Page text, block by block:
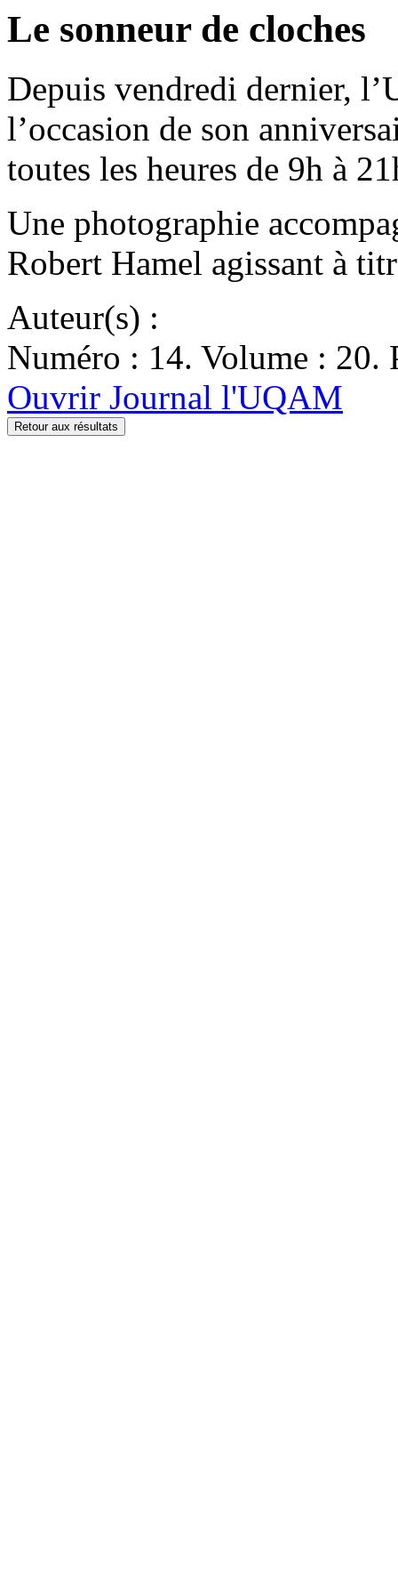
Le sonneur de cloches
Depuis vendredi dernier,
l’occasion de son
toutes les heures de 9h à
Une photographie
Robert Hamel agissant à
Auteur(s) :
Numéro : 14. Volume : 20.
Ouvrir Journal l'UQAM
Retour aux résultats